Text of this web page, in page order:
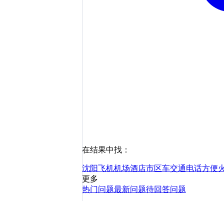
在结果中找：
沈阳飞机机场酒店市区车交通电话方便
更多
热门问题最新问题待回答问题